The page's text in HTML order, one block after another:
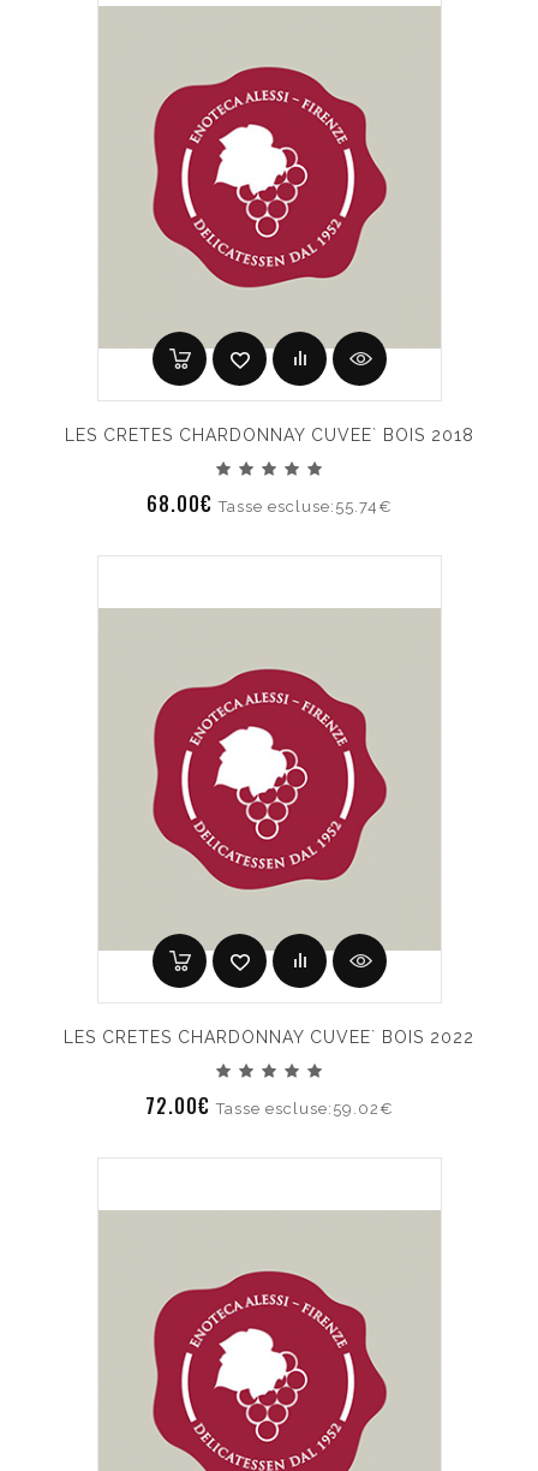
LES CRETES CHARDONNAY CUVEE` BOIS 2018
68.00€Tasse escluse:55.74€
LES CRETES CHARDONNAY CUVEE` BOIS 2022
72.00€Tasse escluse:59.02€